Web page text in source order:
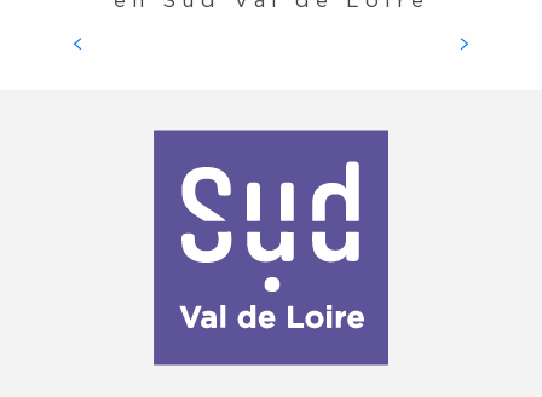
LE CHER, ADN DE NOTRE TERRITOIRE